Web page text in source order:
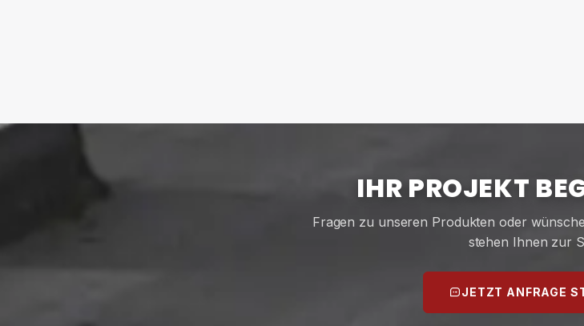
IHR PROJEKT
Fragen zu unseren Produkten oder
stehen Ihnen zur
JETZT ANFRAGE